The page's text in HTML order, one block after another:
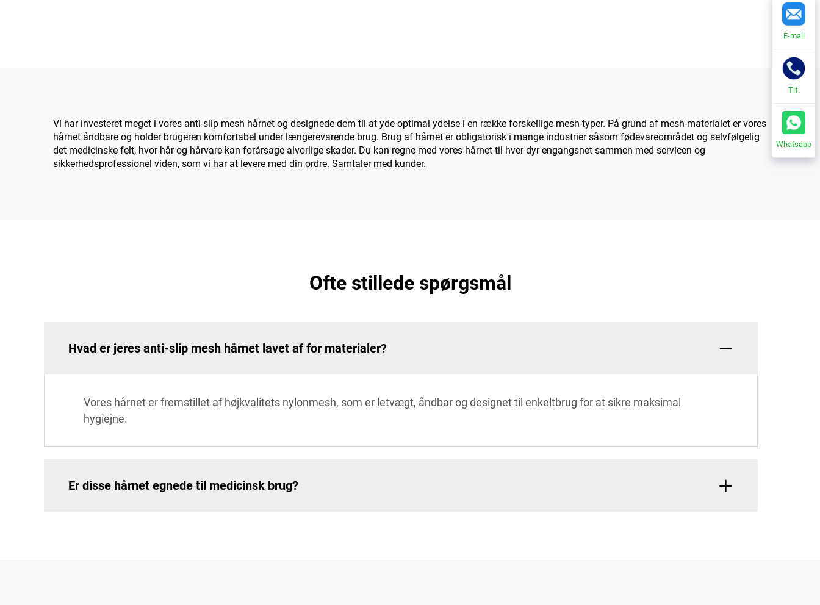
Vi har investeret meget i vores anti-slip mesh hårnet og designede dem til at yde optimal ydelse i en række forskellige mesh-typer. På grund af mesh-materialet er vores
hårnet åndbare og holder brugeren komfortabel under længerevarende brug. Brug af hårnet er obligatorisk i mange industrier såsom fødevareområdet og selvfølgelig
det medicinske felt, hvor hår og hårvare kan forårsage alvorlige skader. Du kan regne med vores hårnet til hver dyr engangsnet sammen med servicen og
sikkerhedsprofessionel viden, som vi har at levere med din ordre. Samtaler med kunder.
Ofte stillede spørgsmål
Hvad er jeres anti-slip mesh hårnet lavet af for materialer?
Vores hårnet er fremstillet af højkvalitets nylonmesh, som er letvægt, åndbar og designet til enkeltbrug for at sikre maksimal
hygiejne.
Er disse hårnet egnede til medicinsk brug?
E-mail
Tlf.
Whatsapp